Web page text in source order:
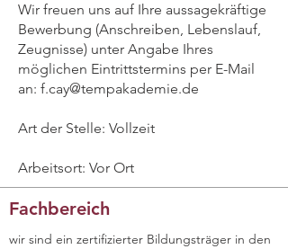
Wir freuen uns auf Ihre aussagekräftige
Bewerbung (Anschreiben, Lebenslauf,
Zeugnisse) unter Angabe Ihres
möglichen Eintrittstermins per E-Mail
an: f.cay@tempakademie.de
Art der Stelle: Vollzeit
Arbeitsort: Vor Ort
Fachbereich
wir sind ein zertifizierter Bildungsträger in den